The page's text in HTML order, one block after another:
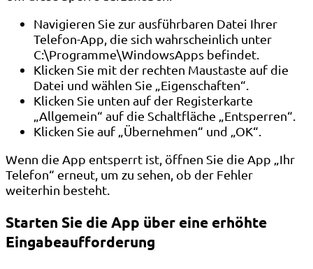
Navigieren Sie zur ausführbaren Datei Ihrer
Telefon-App, die sich wahrscheinlich unter
C:\Programme\WindowsApps befindet.
Klicken Sie mit der rechten Maustaste auf die
Datei und wählen Sie „Eigenschaften“.
Klicken Sie unten auf der Registerkarte
„Allgemein“ auf die Schaltfläche „Entsperren“.
Klicken Sie auf „Übernehmen“ und „OK“.
Wenn die App entsperrt ist, öffnen Sie die App „Ihr
Telefon“ erneut, um zu sehen, ob der Fehler
weiterhin besteht.
Starten Sie die App über eine erhöhte
Eingabeaufforderung